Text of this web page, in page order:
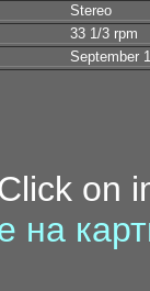
Stereo
33 1/3 rpm
September
on
на